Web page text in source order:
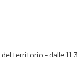
territorio - dalle